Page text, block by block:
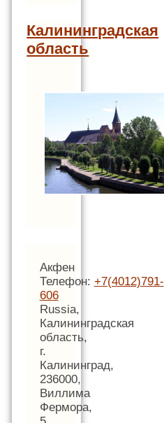
Калининградская
область
Акфен
Телефон: +7(4012)791-
606
Russia,
Калининградская
область,
г.
Калининград,
236000,
Виллима
Фермора,